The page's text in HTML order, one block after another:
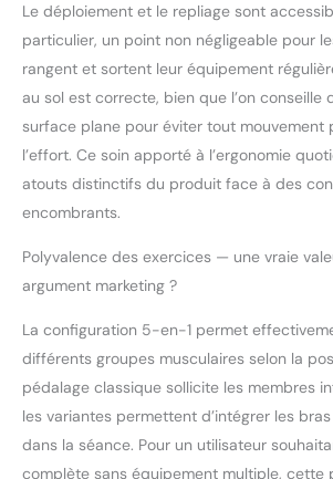
Le déploiement et le repliage sont
particulier, un point non négligeable pour
rangent et sortent leur équipement
au sol est correcte, bien que l’on conseille
surface plane pour éviter tout mouvement
l’effort. Ce soin apporté à l’ergonomie
atouts distinctifs du produit face à des
encombrants.
Polyvalence des exercices — une vraie
argument marketing ?
La configuration 5-en-1 permet
différents groupes musculaires selon la
pédalage classique sollicite les membres
les variantes permettent d’intégrer les
dans la séance. Pour un utilisateur
complète sans équipement multiple, cette